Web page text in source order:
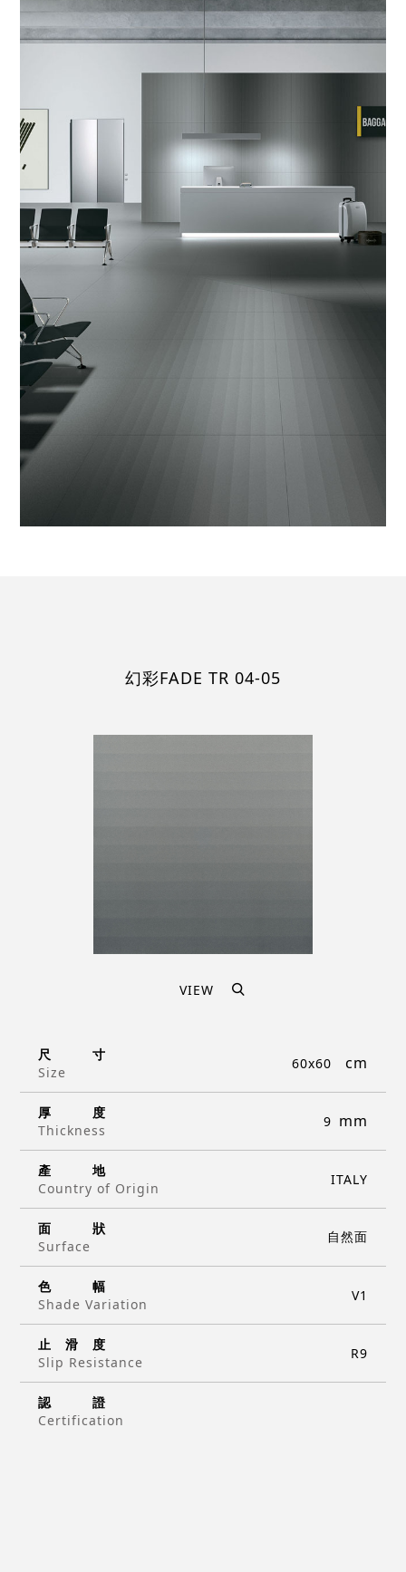
幻彩FADE TR 04-05
VIEW
尺
寸
Size
60x60
厚
度
Thickness
9
產
地
Country of Origin
ITALY
面
狀
Surface
自然面
色
幅
Shade Variation
V1
止 滑
度
Slip Resistance
R9
認
證
Certification